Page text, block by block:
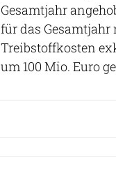
Gesamtjahr
für das Gesamtjahr
Treibstoffkosten
um 100 Mio. Euro